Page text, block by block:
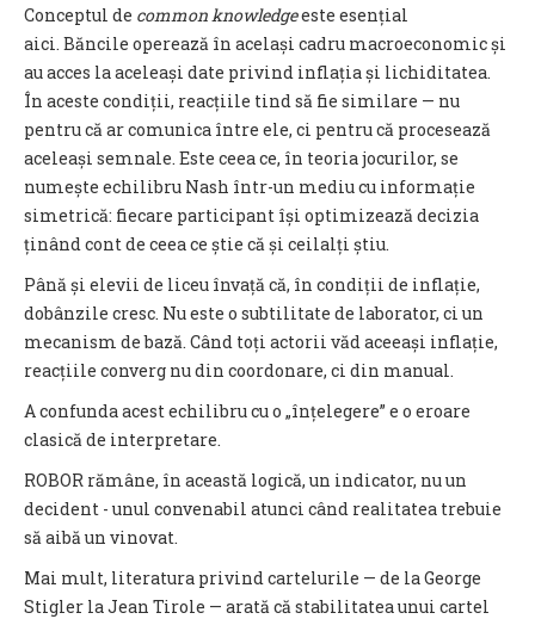
Conceptul de common knowledgeeste esențial
aici. Băncile operează în același cadru macroeconomic și
au acces la aceleași date privind inflația și lichiditatea.
În aceste condiții, reacțiile tind să fie similare — nu
pentru că ar comunica între ele, ci pentru că procesează
aceleași semnale. Este ceea ce, în teoria jocurilor, se
numește echilibru Nash într-un mediu cu informație
simetrică: fiecare participant își optimizează decizia
ținând cont de ceea ce știe că și ceilalți știu.
Până și elevii de liceu învață că, în condiții de inflație,
dobânzile cresc. Nu este o subtilitate de laborator, ci un
mecanism de bază. Când toți actorii văd aceeași inflație,
reacțiile converg nu din coordonare, ci din manual.
A confunda acest echilibru cu o „înțelegere” e o eroare
clasică de interpretare.
ROBOR rămâne, în această logică, un indicator, nu un
decident - unul convenabil atunci când realitatea trebuie
să aibă un vinovat.
Mai mult, literatura privind cartelurile — de la George
Stigler la Jean Tirole — arată că stabilitatea unui cartel